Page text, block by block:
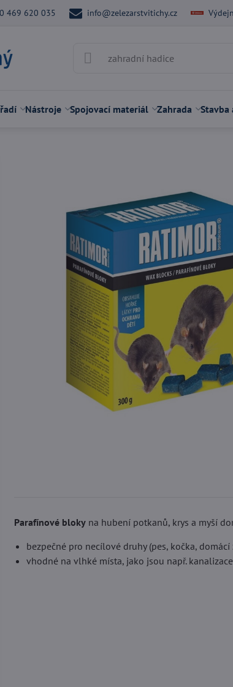
469 620 035 info@zelezarstvitichy.cz
Nástroje Spojovací materiál Zahrada Stavba
Parafínové bloky na hubení potkanů, krys a myší
bezpečné pro necílové druhy (pes, kočka, domácí
vhodné na vlhké místa, jako jsou např.